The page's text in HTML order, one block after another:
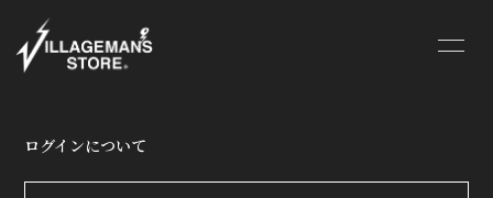
SCHEDULE
ログインについて